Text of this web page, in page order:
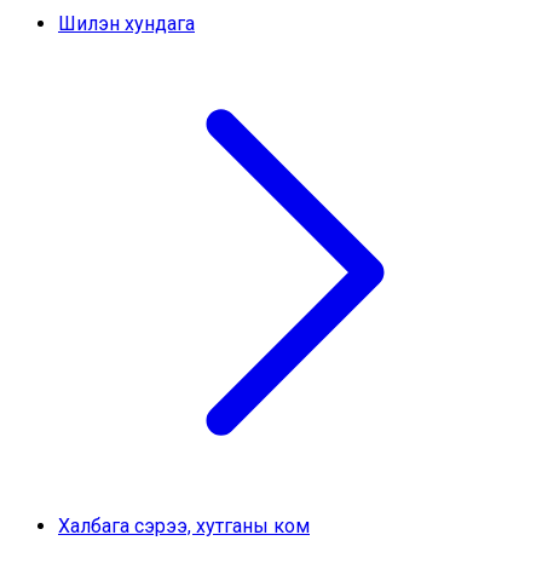
Шилэн хундага
Халбага сэрээ, хутганы ком